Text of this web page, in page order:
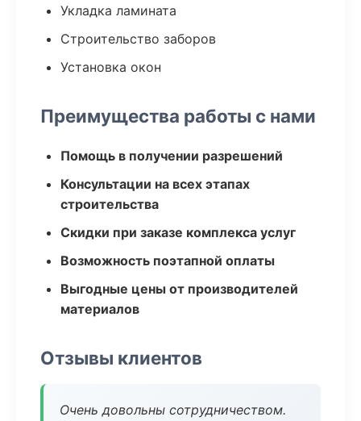
Укладка ламината
Строительство заборов
Установка окон
Преимущества работы с нами
Помощь в получении разрешений
Консультации на всех этапах
строительства
Скидки при заказе комплекса услуг
Возможность поэтапной оплаты
Выгодные цены от производителей
материалов
Отзывы клиентов
Очень довольны сотрудничеством.